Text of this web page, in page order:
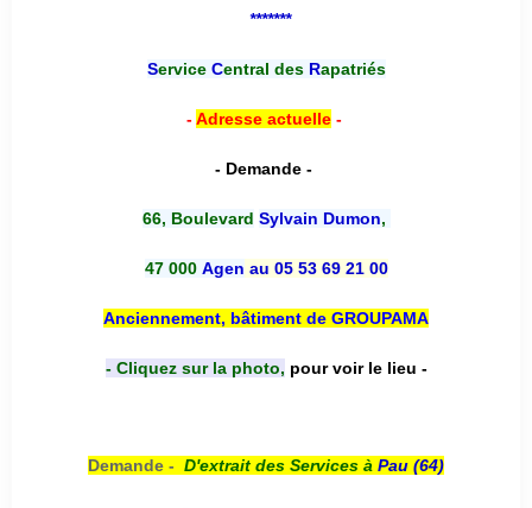
*******
Service Central desRapatriés
-Adresse actuelle-
- Demande -
66, Boulevard Sylvain Dumon,
47 000 Agen au 05 53 69 21 00
Anciennement, bâtiment de GROUPAMA
- Cliquez sur la photo, pour voir le lieu -
Demande - D'extrait des Services à Pau (64)